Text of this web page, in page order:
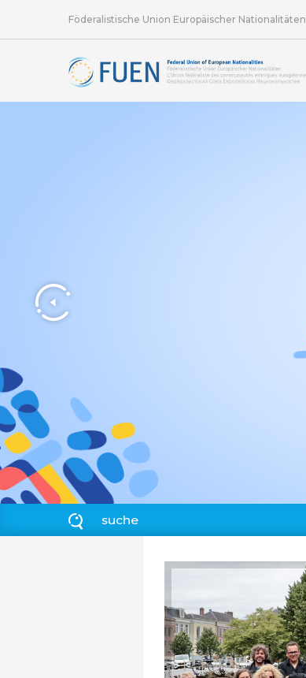
Föderalistische Union Europäischer Nationalitäten